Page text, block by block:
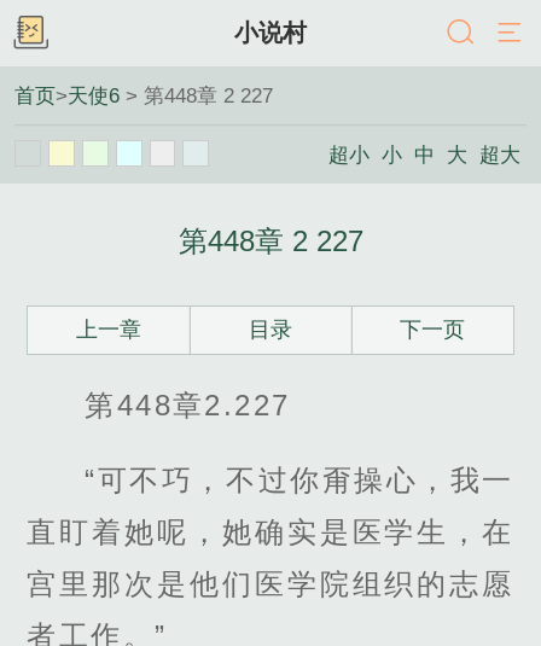
小说村
首页>天使6 > 第448章 2 227
超小 小 中 大 超大
第448章 2 227
上一章 目录 下一页
第448章2.227
“可不巧，不过你甭操心，我一
直盯着她呢，她确实是医学生，在
宫里那次是他们医学院组织的志愿
者工作。”